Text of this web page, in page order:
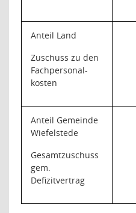
Anteil Land
Zuschuss zu den
Fachpersonal-
kosten
Anteil Gemeinde
Wiefelstede
Gesamtzuschuss
gem.
Defizitvertrag